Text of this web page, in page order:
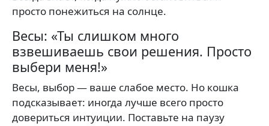
просто понежиться на солнце.
Весы: «Ты слишком много
взвешиваешь свои решения. Просто
выбери меня!»
Весы, выбор — ваше слабое место. Но кошка
подсказывает: иногда лучше всего просто
довериться интуиции. Поставьте на паузу